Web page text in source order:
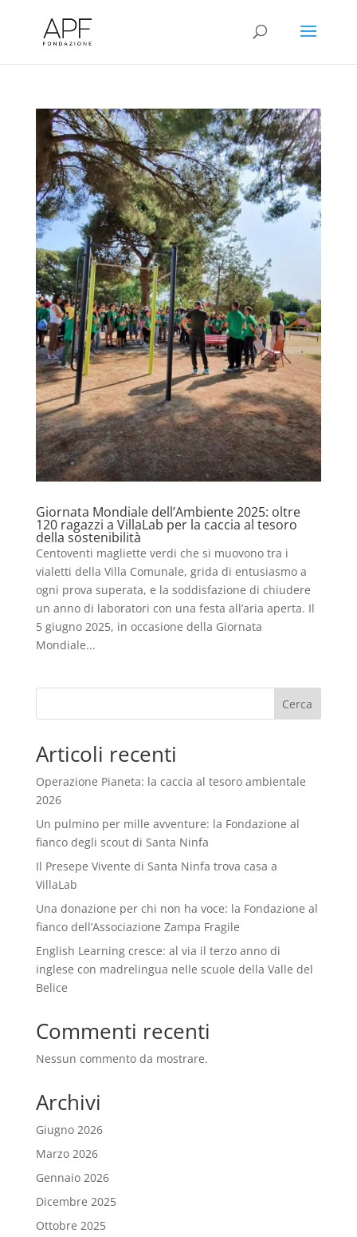
Giornata Mondiale dell’Ambiente 2025: oltre
120 ragazzi a VillaLab per la caccia al tesoro
della sostenibilità
Centoventi magliette verdi che si muovono tra i
vialetti della Villa Comunale, grida di entusiasmo a
ogni prova superata, e la soddisfazione di chiudere
un anno di laboratori con una festa all’aria aperta. Il
5 giugno 2025, in occasione della Giornata
Mondiale...
Cerca
Articoli recenti
Operazione Pianeta: la caccia al tesoro ambientale
2026
Un pulmino per mille avventure: la Fondazione al
fianco degli scout di Santa Ninfa
Il Presepe Vivente di Santa Ninfa trova casa a
VillaLab
Una donazione per chi non ha voce: la Fondazione al
fianco dell’Associazione Zampa Fragile
English Learning cresce: al via il terzo anno di
inglese con madrelingua nelle scuole della Valle del
Belice
Commenti recenti
Nessun commento da mostrare.
Archivi
Giugno 2026
Marzo 2026
Gennaio 2026
Dicembre 2025
Ottobre 2025